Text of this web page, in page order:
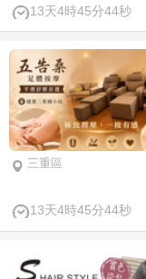
13天4時45分43秒
三重區
13天4時45分43秒